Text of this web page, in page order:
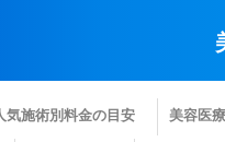
気施術別料金の目安 美容医